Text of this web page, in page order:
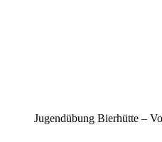
Jugendübung Bierhütte –